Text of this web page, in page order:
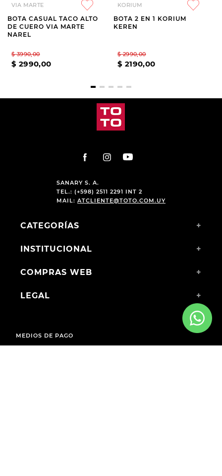
VIA MARTE
BOTA CASUAL TACO ALTO
DE CUERO VIA MARTE
NAREL
$ 3990,00
$ 2990,00
KORIUM
BOTA 2 EN 1 KORIUM
KEREN
$ 2990,00
$ 2190,00
SANARY S. A.
TEL.: (+598) 2511 2291 INT 2
MAIL: ATCLIENTE@TOTO.COM.UY
CATEGORÍAS +
INSTITUCIONAL +
COMPRAS WEB +
LEGAL +
MEDIOS DE PAGO